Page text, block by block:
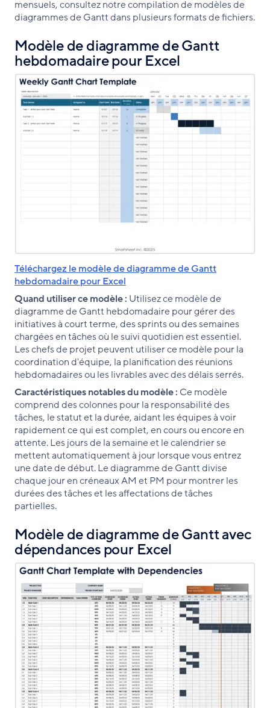
mensuels, consultez notre compilation de modèles de
diagrammes de Gantt dans plusieurs formats de fichiers.
Modèle de diagramme de Gantt
hebdomadaire pour Excel
Téléchargez le modèle de diagramme de Gantt
hebdomadaire pour Excel
Quand utiliser ce modèle : Utilisez ce modèle de
diagramme de Gantt hebdomadaire pour gérer des
initiatives à court terme, des sprints ou des semaines
chargées en tâches où le suivi quotidien est essentiel.
Les chefs de projet peuvent utiliser ce modèle pour la
coordination d'équipe, la planification des réunions
hebdomadaires ou les livrables avec des délais serrés.
Caractéristiques notables du modèle : Ce modèle
comprend des colonnes pour la responsabilité des
tâches, le statut et la durée, aidant les équipes à voir
rapidement ce qui est complet, en cours ou encore en
attente. Les jours de la semaine et le calendrier se
mettent automatiquement à jour lorsque vous entrez
une date de début. Le diagramme de Gantt divise
chaque jour en créneaux AM et PM pour montrer les
durées des tâches et les affectations de tâches
partielles.
Modèle de diagramme de Gantt avec
dépendances pour Excel